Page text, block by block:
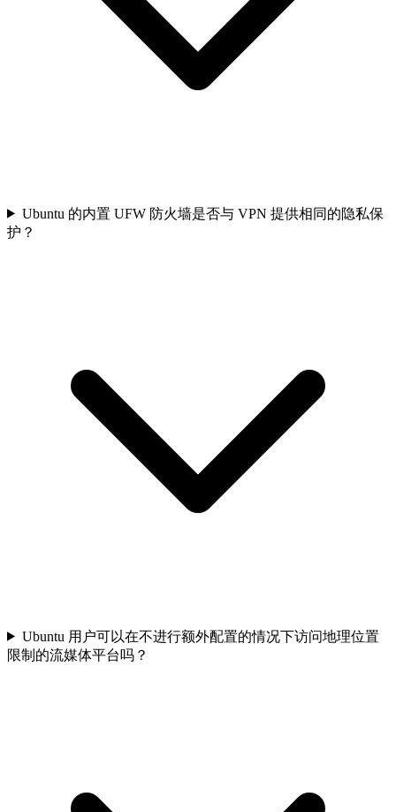
Ubuntu 的内置 UFW 防火墙是否与 VPN 提供相同的隐私保
护？
Ubuntu 用户可以在不进行额外配置的情况下访问地理位置
限制的流媒体平台吗？